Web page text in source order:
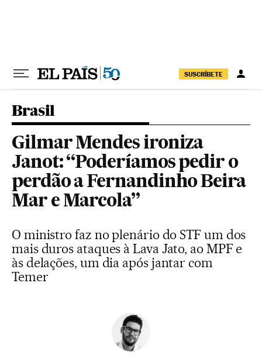
SUSCRÍBETE
Brasil
Gilmar Mendes ironiza
Janot: “Poderíamos pedir o
perdão a Fernandinho Beira
Mar e Marcola”
O ministro faz no plenário do STF um dos
mais duros ataques à Lava Jato, ao MPF e
às delações, um dia após jantar com
Temer